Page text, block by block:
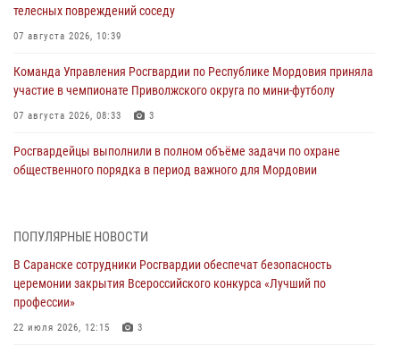
телесных повреждений соседу
07 августа 2026, 10:39
Команда Управления Росгвардии по Республике Мордовия приняла
участие в чемпионате Приволжского округа по мини-футболу
07 августа 2026, 08:33 3
Росгвардейцы выполнили в полном объёме задачи по охране
общественного порядка в период важного для Мордовии
участие в празднествах, посвящённых 25-летию канонизации
Фёдора Ушакова
06 августа 2026, 08:14
ПОПУЛЯРНЫЕ НОВОСТИ
В Саранске сотрудники Росгвардии обеспечат безопасность
церемонии закрытия Всероссийского конкурса «Лучший по
профессии»
22 июля 2026, 12:15 3